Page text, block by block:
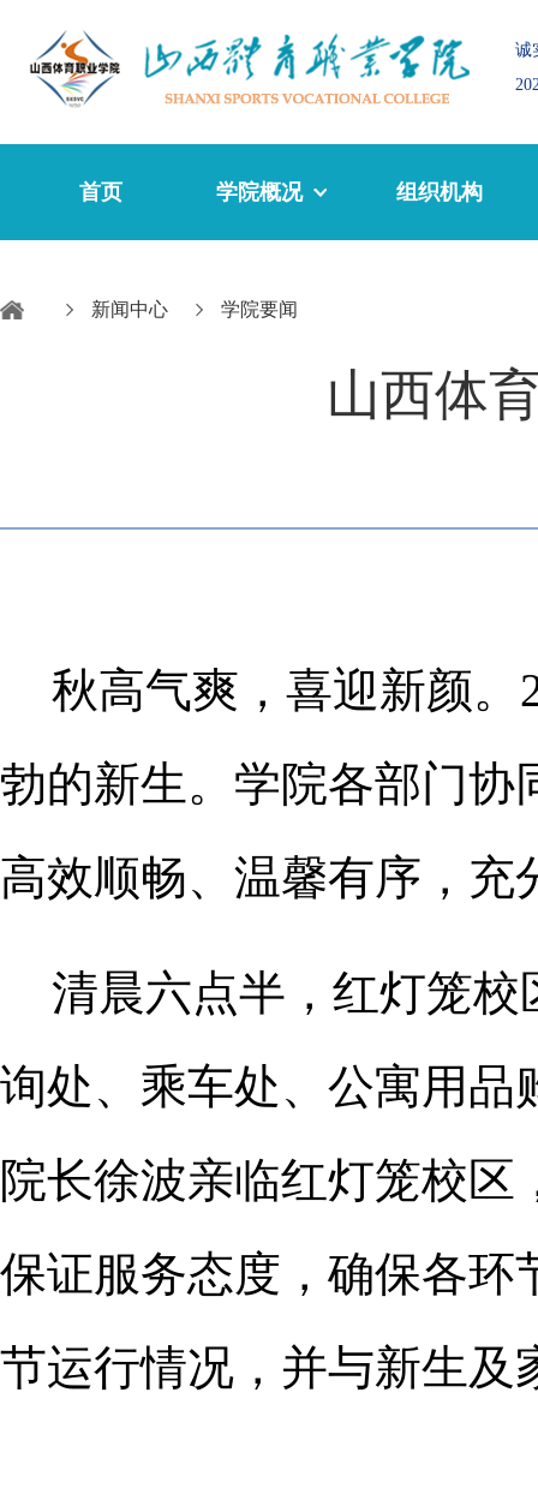
诚
首页 学院概况 组织机构
新闻中心 学院要闻
山西体
秋高气爽，喜迎新颜。
勃的新生。学院各部门
高效顺畅、温馨有序，充
清晨六点半，红灯笼
询处、乘车处、公寓用品
院长徐波亲临红灯笼校
保证服务态度，确保各环
节运行情况，并与新生及